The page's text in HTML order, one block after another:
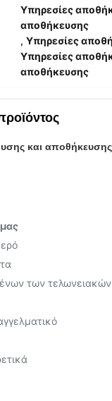
Υπηρεσίες
αποθήκευσης
, Υπηρεσίες
Υπηρεσίες
αποθήκευσης
και
των τελωνειακών